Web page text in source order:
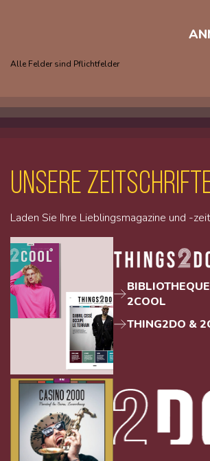
Alle Felder sind Pflichtfelder
unsere
Laden Sie Ihre Lieblingsmagazine und -
2COOL
THING2DO &